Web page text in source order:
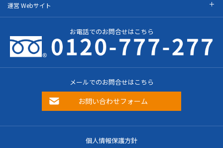
運営 Webサイト
お電話でのお問合せはこちら
メールでのお問合せはこちら
お問い合わせフォーム
個人情報保護方針